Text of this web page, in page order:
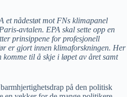
et nådestøt mot FNs klimapanel
avtalen. EPA skal sette opp en
prinsippene for profesjonell
er gjort innen klimaforskningen. Her
til å skje i løpet av året samt
på den politisk